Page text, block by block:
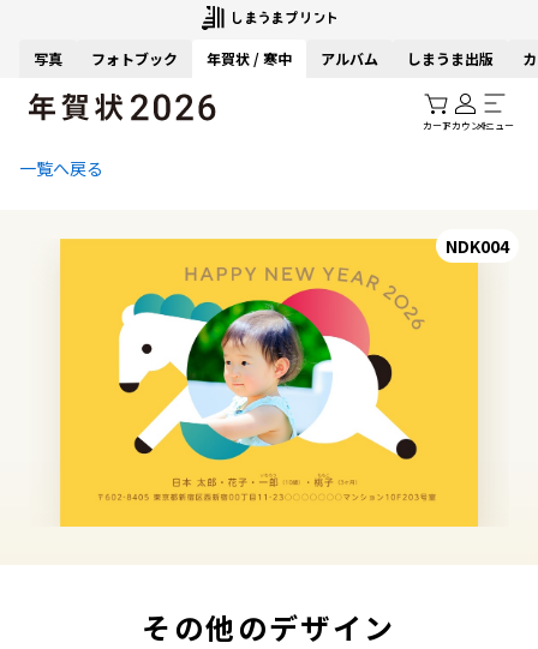
写真 フォトブック 年賀状 / 寒中 アルバム しまうま出版
カートアカウントメニュー
一覧へ戻る
NDK004
その他のデザイン